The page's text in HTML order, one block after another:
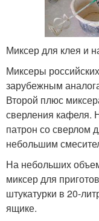
Миксер для клея и
Миксеры
зарубежным
Второй плюс
сверления кафеля.
патрон со сверлом
небольшим
На небольших
миксер для
штукатурки в 20-
ящике.